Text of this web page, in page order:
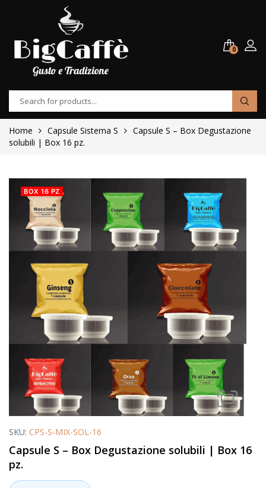
0
Home Capsule Sistema S
Capsule S – Box Degustazione
solubili | Box 16 pz.
BOX 16 PZ
SKU: CPS-S-MIX-SOL-16
Capsule S – Box Degustazione solubili | Box 16
pz.